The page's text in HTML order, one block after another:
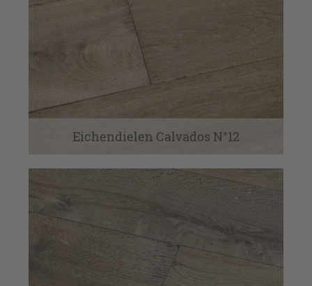
Eichendielen Calvados N°12